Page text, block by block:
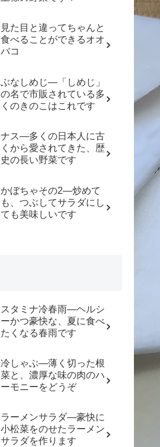
見た目と違ってちゃんと
食べることができるオオ
バコ
ぶなしめじ―「しめじ」
の名で市販されている多
くのきのこはこれです
ナス―多くの日本人に古
くから愛されてきた、歴
史の長い野菜です
かぼちゃその2―炒めて
も、つぶしてサラダにし
ても美味しいです
スタミナ冷春雨―ヘルシ
ーかつ豪快な、夏に食べ
たくなる春雨です
冷しゃぶ―薄く切った根
菜と、濃厚な味の肉のハ
ーモニーをどうぞ
ラーメンサラダ―豪快に
小松菜をのせたラーメン
サラダを作ります